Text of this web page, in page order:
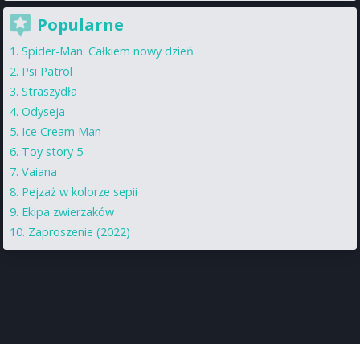
Popularne
Spider-Man: Całkiem nowy dzień
Psi Patrol
Straszydła
Odyseja
Ice Cream Man
Toy story 5
Vaiana
Pejzaż w kolorze sepii
Ekipa zwierzaków
Zaproszenie (2022)